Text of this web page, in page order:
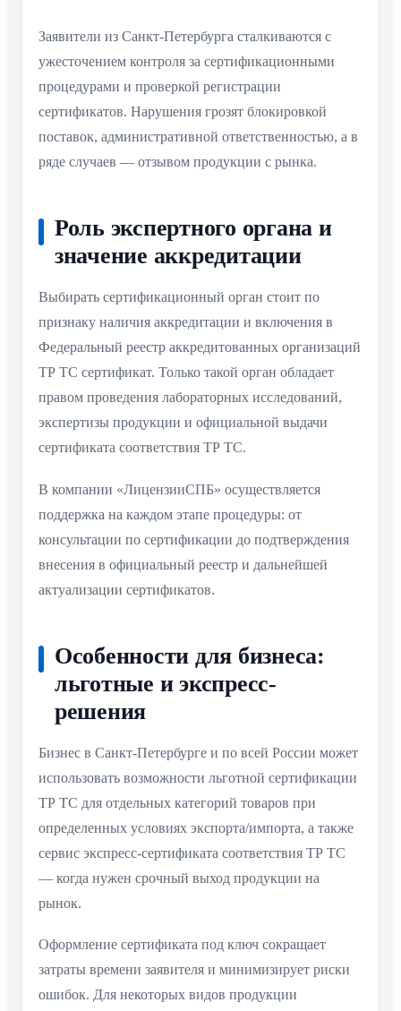
Заявители из Санкт-Петербурга сталкиваются с
ужесточением контроля за сертификационными
процедурами и проверкой регистрации
сертификатов. Нарушения грозят блокировкой
поставок, административной ответственностью, а в
ряде случаев — отзывом продукции с рынка.
Роль экспертного органа и
значение аккредитации
Выбирать сертификационный орган стоит по
признаку наличия аккредитации и включения в
Федеральный реестр аккредитованных организаций
ТР ТС сертификат. Только такой орган обладает
правом проведения лабораторных исследований,
экспертизы продукции и официальной выдачи
сертификата соответствия ТР ТС.
В компании «ЛицензииСПБ» осуществляется
поддержка на каждом этапе процедуры: от
консультации по сертификации до подтверждения
внесения в официальный реестр и дальнейшей
актуализации сертификатов.
Особенности для бизнеса:
льготные и экспресс-
решения
Бизнес в Санкт-Петербурге и по всей России может
использовать возможности льготной сертификации
ТР ТС для отдельных категорий товаров при
определенных условиях экспорта/импорта, а также
сервис экспресс-сертификата соответствия ТР ТС
— когда нужен срочный выход продукции на
рынок.
Оформление сертификата под ключ сокращает
затраты времени заявителя и минимизирует риски
ошибок. Для некоторых видов продукции